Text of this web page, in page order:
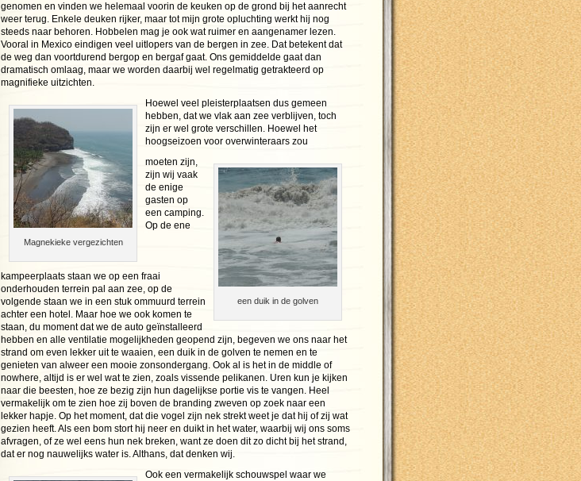
genomen en vinden we helemaal voorin de keuken op de grond bij het aanrecht
weer terug. Enkele deuken rijker, maar tot mijn grote opluchting werkt hij nog
steeds naar behoren. Hobbelen mag je ook wat ruimer en aangenamer lezen.
Vooral in Mexico eindigen veel uitlopers van de bergen in zee. Dat betekent dat
de weg dan voortdurend bergop en bergaf gaat. Ons gemiddelde gaat dan
dramatisch omlaag, maar we worden daarbij wel regelmatig getrakteerd op
magnifieke uitzichten.
Magnekieke vergezichten
Hoewel veel pleisterplaatsen dus gemeen
hebben, dat we vlak aan zee verblijven, toch
zijn er wel grote verschillen. Hoewel het
hoogseizoen voor overwinteraars zou
een duik in de golven
moeten zijn,
zijn wij vaak
de enige
gasten op
een camping.
Op de ene
kampeerplaats staan we op een fraai
onderhouden terrein pal aan zee, op de
volgende staan we in een stuk ommuurd terrein
achter een hotel. Maar hoe we ook komen te
staan, du moment dat we de auto geïnstalleerd
hebben en alle ventilatie mogelijkheden geopend zijn, begeven we ons naar het
strand om even lekker uit te waaien, een duik in de golven te nemen en te
genieten van alweer een mooie zonsondergang. Ook al is het in de middle of
nowhere, altijd is er wel wat te zien, zoals vissende pelikanen. Uren kun je kijken
naar die beesten, hoe ze bezig zijn hun dagelijkse portie vis te vangen. Heel
vermakelijk om te zien hoe zij boven de branding zweven op zoek naar een
lekker hapje. Op het moment, dat die vogel zijn nek strekt weet je dat hij of zij wat
gezien heeft. Als een bom stort hij neer en duikt in het water, waarbij wij ons soms
afvragen, of ze wel eens hun nek breken, want ze doen dit zo dicht bij het strand,
dat er nog nauwelijks water is. Althans, dat denken wij.
Ook een vermakelijk schouwspel waar we